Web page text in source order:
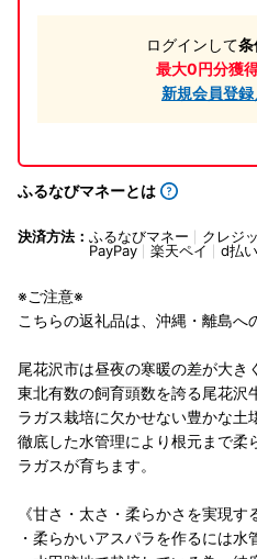
ログインして条
最大0円分獲
新規会員登
ふるなびマネーとは
決済方法： ふるなびマネー クレジ
PayPay
楽天ペイ d払い
※ご注意※
こちらの返礼品は、沖縄・離島へ
尾花沢市は昼夜の寒暖の差が大き
東北有数の飼育頭数を誇る尾花沢
ラガス栽培に欠かせない豊かな土
徹底した水管理により根元まで柔
ラガスが育ちます。
《甘さ・太さ・柔らかさを実現す
・柔らかいアスパラを作るには水